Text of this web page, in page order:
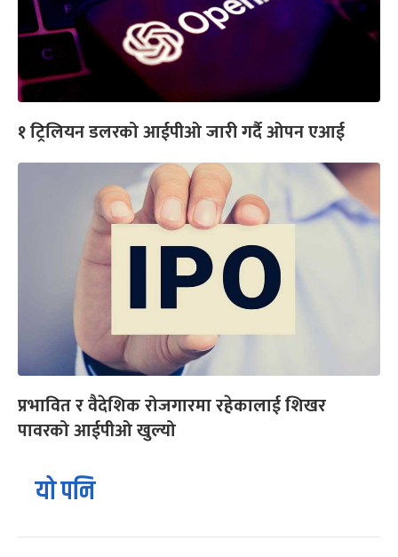
१ ट्रिलियन डलरको आईपीओ जारी गर्दै ओपन एआई
प्रभावित र वैदेशिक रोजगारमा रहेकालाई शिखर
पावरको आईपीओ खुल्यो
यो पनि